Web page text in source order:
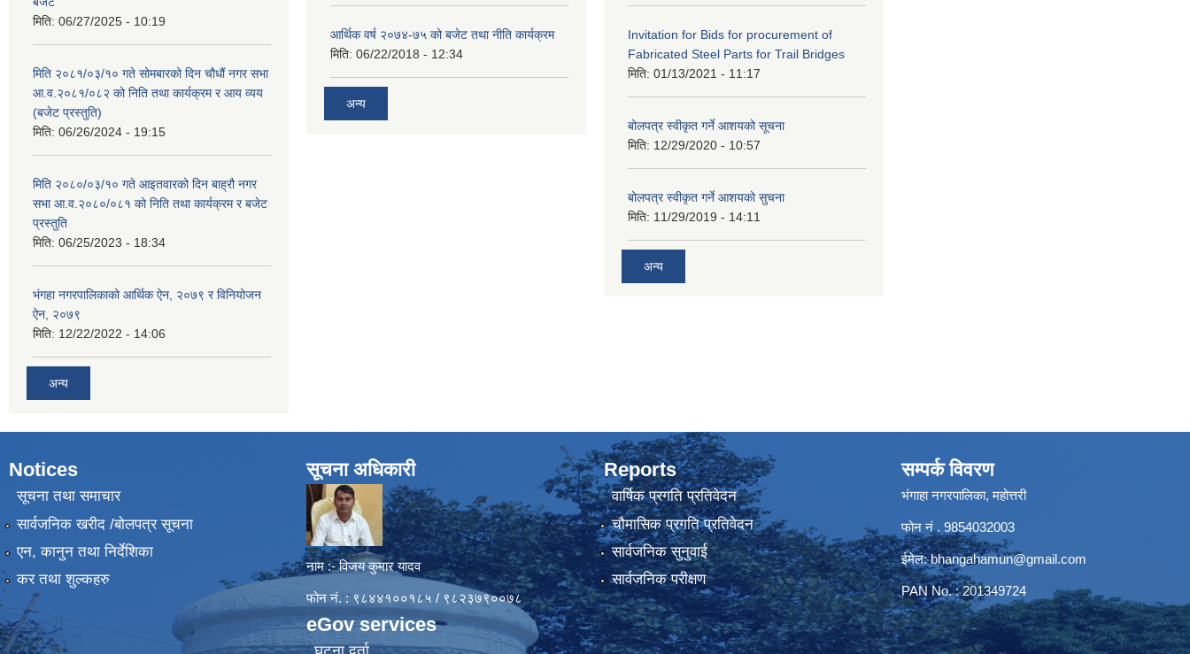
मिति: 06/27/2025 - 10:19
मिति २०८१/०३/१० गते सोमबारको दिन चौधौं नगर सभा
आ.व.२०८१/०८२ को निति तथा कार्यक्रम र आय व्यय
(बजेट प्रस्तुति)
मिति: 06/26/2024 - 19:15
मिति २०८०/०३/१० गते आइतवारको दिन बाह्रौ नगर
सभा आ.व.२०८०/०८१ को निति तथा कार्यक्रम र बजेट
प्रस्तुति
मिति: 06/25/2023 - 18:34
भंगहा नगरपालिकाको आर्थिक ऐन, २०७९ र विनियोजन
ऐन, २०७९
मिति: 12/22/2022 - 14:06
अन्य
आर्थिक वर्ष २०७४-७५ को बजेट तथा नीति कार्यक्रम
मिति: 06/22/2018 - 12:34
अन्य
Invitation for Bids for procurement of
Fabricated Steel Parts for Trail Bridges
मिति: 01/13/2021 - 11:17
बोलपत्र स्वीकृत गर्ने आशयको सूचना
मिति: 12/29/2020 - 10:57
बोलपत्र स्वीकृत गर्ने आशयको सुचना
मिति: 11/29/2019 - 14:11
अन्य
Notices
सूचना तथा समाचार
सार्वजनिक खरीद /बोलपत्र सूचना
एन, कानुन तथा निर्देशिका
कर तथा शुल्कहरु
सूचना अधिकारी
नाम :- विजय कुमार यादव
फोन नं. : ९८४४१००१८५ / ९८२३७९००७८
eGov services
Reports
वार्षिक प्रगति प्रतिवेदन
चौमासिक प्रगति प्रतिवेदन
सार्वजनिक सुनुवाई
सार्वजनिक परीक्षण
सम्पर्क विवरण
भंगाहा नगरपालिका, महोत्तरी
फोन नं . 9854032003
ईमेल:bhangahamun@gmail.com
PAN No. : 201349724